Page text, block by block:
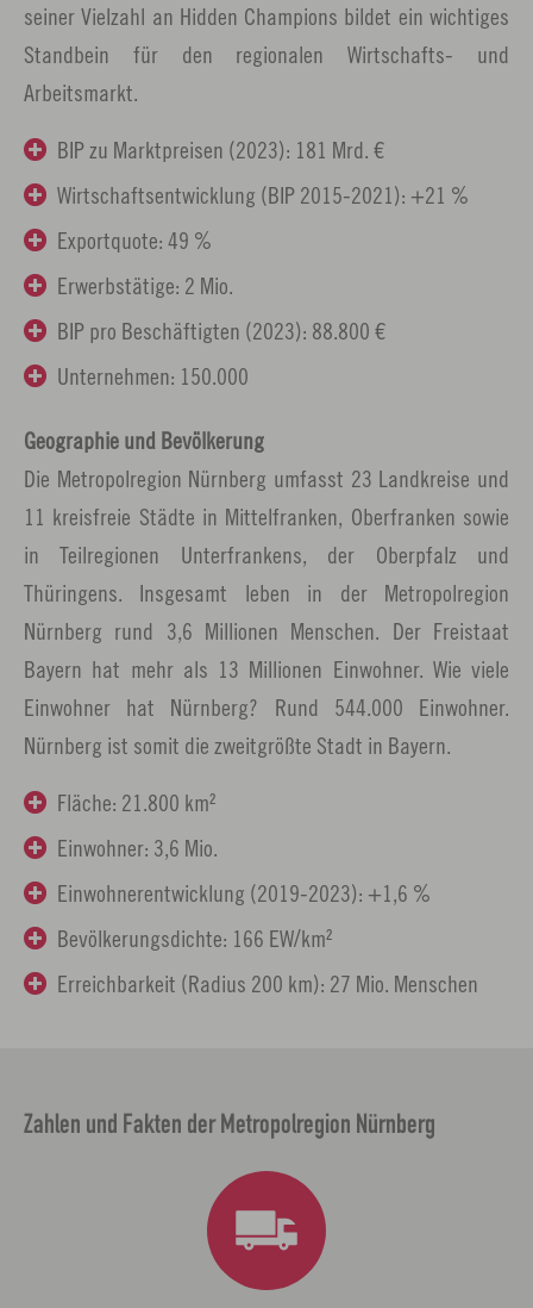
seiner Vielzahl an Hidden Champions bildet ein wichtiges
Standbein für den regionalen Wirtschafts- und
Arbeitsmarkt.
BIP zu Marktpreisen (2023): 181 Mrd. €
Wirtschaftsentwicklung (BIP 2015-2021): +21 %
Exportquote: 49 %
Erwerbstätige: 2 Mio.
BIP pro Beschäftigten (2023): 88.800 €
Unternehmen: 150.000
Geographie und Bevölkerung
Die Metropolregion Nürnberg umfasst 23 Landkreise und
11 kreisfreie Städte in Mittelfranken, Oberfranken sowie
in Teilregionen Unterfrankens, der Oberpfalz und
Thüringens. Insgesamt leben in der Metropolregion
Nürnberg rund 3,6 Millionen Menschen. Der Freistaat
Bayern hat mehr als 13 Millionen Einwohner. Wie viele
Einwohner hat Nürnberg? Rund 544.000 Einwohner.
Nürnberg ist somit die zweitgrößte Stadt in Bayern.
Fläche: 21.800 km²
Einwohner: 3,6 Mio.
Einwohnerentwicklung (2019-2023): +1,6 %
Bevölkerungsdichte: 166 EW/km²
Erreichbarkeit (Radius 200 km): 27 Mio. Menschen
Zahlen und Fakten der Metropolregion Nürnberg